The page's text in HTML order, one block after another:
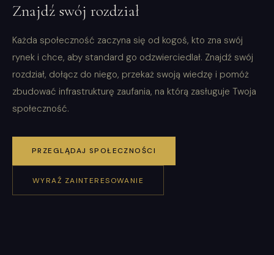
Znajdź swój rozdział
Każda społeczność zaczyna się od kogoś, kto zna swój
rynek i chce, aby standard go odzwierciedlał. Znajdź swój
rozdział, dołącz do niego, przekaż swoją wiedzę i pomóż
zbudować infrastrukturę zaufania, na którą zasługuje Twoja
społeczność.
PRZEGLĄDAJ SPOŁECZNOŚCI
WYRAŹ ZAINTERESOWANIE